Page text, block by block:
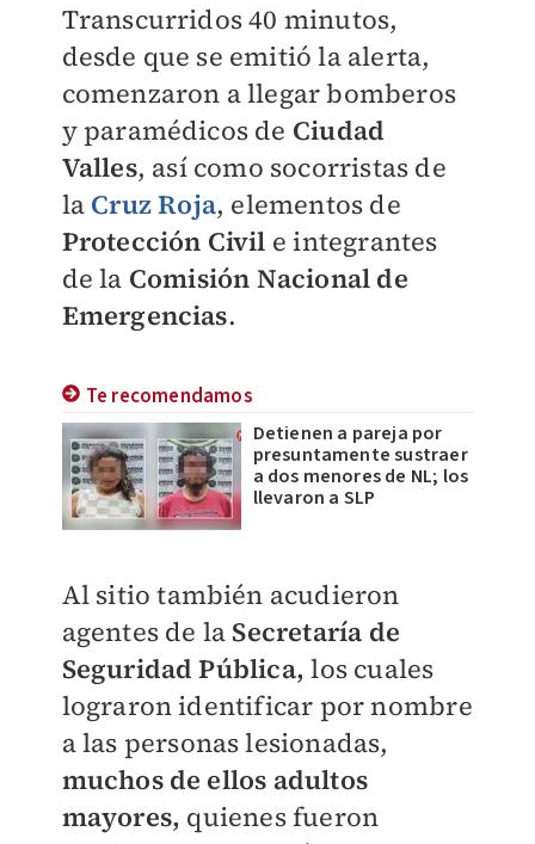
Transcurridos 40 minutos,
desde que se emitió la alerta,
comenzaron a llegar bomberos
y paramédicos de Ciudad
Valles, así como socorristas de
la Cruz Roja, elementos de
Protección Civil e integrantes
de la Comisión Nacional de
Emergencias.
Te recomendamos
Detienen a pareja por
presuntamente sustraer
a dos menores de NL; los
llevaron a SLP
Al sitio también acudieron
agentes de la Secretaría de
Seguridad Pública,los cuales
lograron identificar por nombre
a las personas lesionadas,
muchos de ellos adultos
mayores, quienesfueron